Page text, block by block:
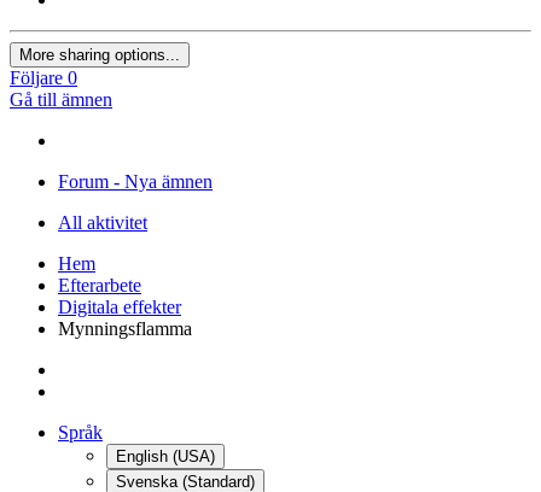
More sharing options...
Följare 0
Gå till ämnen
Forum - Nya ämnen
All aktivitet
Hem
Efterarbete
Digitala effekter
Mynningsflamma
Språk
English (USA)
Svenska (Standard)